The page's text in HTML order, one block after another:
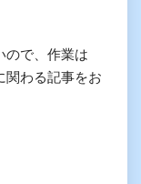
ので、作業は
関わる記事をお